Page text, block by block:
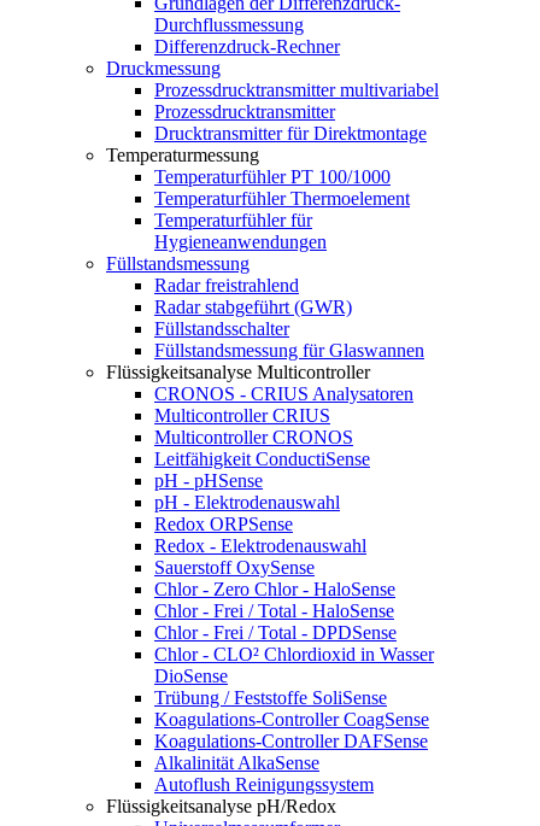
Durchflussmessung
Differenzdruck-Rechner
Druckmessung
Prozessdrucktransmitter multivariabel
Prozessdrucktransmitter
Drucktransmitter für Direktmontage
Temperaturmessung
Temperaturfühler PT 100/1000
Temperaturfühler Thermoelement
Temperaturfühler für
Hygieneanwendungen
Füllstandsmessung
Radar freistrahlend
Radar stabgeführt (GWR)
Füllstandsschalter
Füllstandsmessung für Glaswannen
Flüssigkeitsanalyse Multicontroller
CRONOS - CRIUS Analysatoren
Multicontroller CRIUS
Multicontroller CRONOS
Leitfähigkeit ConductiSense
pH - pHSense
pH - Elektrodenauswahl
Redox ORPSense
Redox - Elektrodenauswahl
Sauerstoff OxySense
Chlor - Zero Chlor - HaloSense
Chlor - Frei / Total - HaloSense
Chlor - Frei / Total - DPDSense
Chlor - CLO² Chlordioxid in Wasser
DioSense
Trübung / Feststoffe SoliSense
Koagulations-Controller CoagSense
Koagulations-Controller DAFSense
Alkalinität AlkaSense
Autoflush Reinigungssystem
Flüssigkeitsanalyse pH/Redox